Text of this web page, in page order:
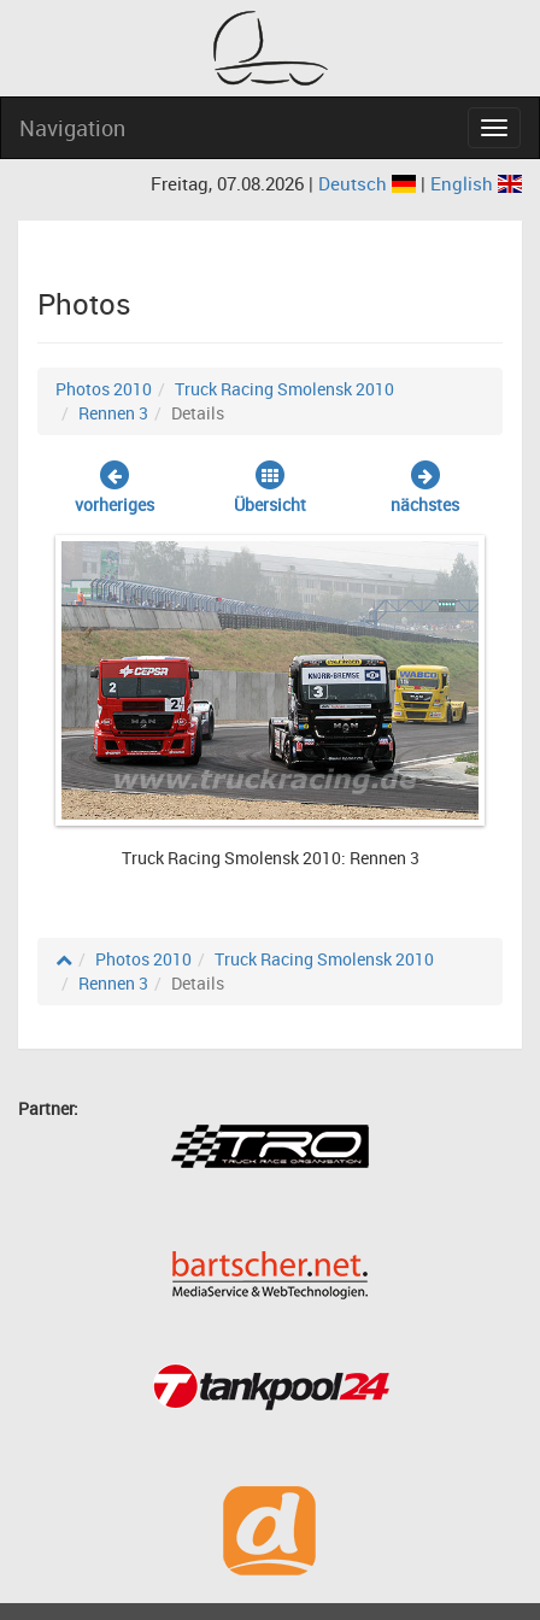
Navigation
Freitag, 07.08.2026 | Deutsch | English
Photos
Photos 2010
Truck Racing Smolensk 2010
Rennen 3
Details
vorheriges Übersicht nächstes
Truck Racing Smolensk 2010: Rennen 3
Photos 2010
Truck Racing Smolensk 2010
Rennen 3
Details
Partner: